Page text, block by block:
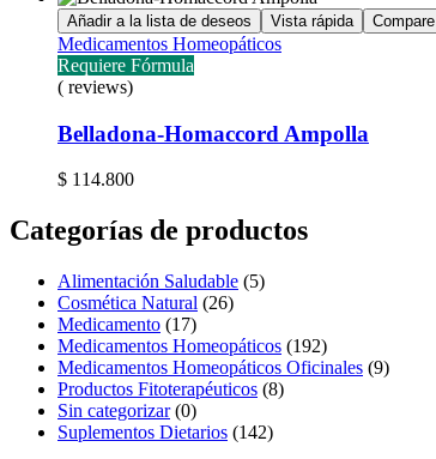
Añadir a la lista de deseos Vista rápida Compare
Medicamentos Homeopáticos
Requiere Fórmula
( reviews)
Belladona-Homaccord Ampolla
$ 114.800
Categorías de productos
Alimentación Saludable (5)
Cosmética Natural (26)
Medicamento (17)
Medicamentos Homeopáticos (192)
Medicamentos Homeopáticos Oficinales (9)
Productos Fitoterapéuticos (8)
Sin categorizar (0)
Suplementos Dietarios (142)